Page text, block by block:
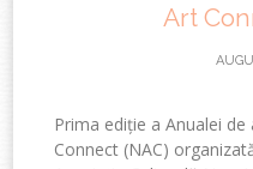
Art
Prima ediție a Anualei
Connect (NAC)